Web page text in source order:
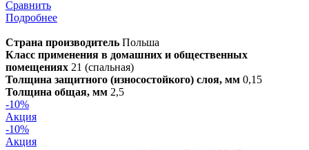
Сравнить
Подробнее
Страна производитель Польша
Класс применения в домашних и общественных
помещениях 21 (спальная)
Толщина защитного (износостойкого) слоя, мм 0,15
Толщина общая, мм 2,5
-10%
Акция
-10%
Акция